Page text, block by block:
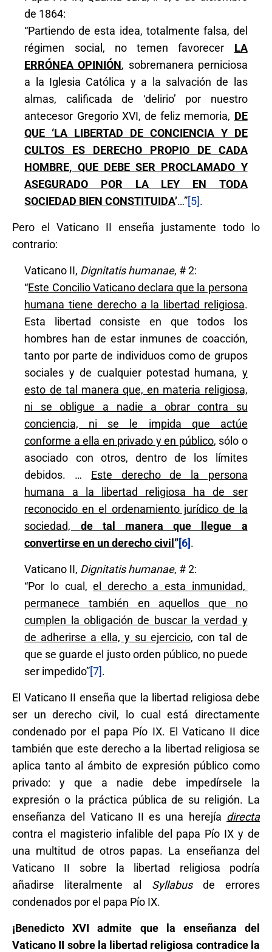
de 1864:
“Partiendo de esta idea, totalmente falsa, del
régimen social, no temen favorecer LA
ERRÓNEA OPINIÓN, sobremanera perniciosa
a la Iglesia Católica y a la salvación de las
almas, calificada de ‘delirio’ por nuestro
antecesor Gregorio XVI, de feliz memoria, DE
QUE ‘LA LIBERTAD DE CONCIENCIA Y DE
CULTOS ES DERECHO PROPIO DE CADA
HOMBRE, QUE DEBE SER PROCLAMADO Y
ASEGURADO POR LA LEY EN TODA
SOCIEDAD BIEN CONSTITUIDA’…”[5].
Pero el Vaticano II enseña justamente todo lo
contrario:
Vaticano II, Dignitatis humanae, # 2:
“Este Concilio Vaticano declara que la persona
humana tiene derecho a la libertad religiosa.
Esta libertad consiste en que todos los
hombres han de estar inmunes de coacción,
tanto por parte de individuos como de grupos
sociales y de cualquier potestad humana, y
esto de tal manera que, en materia religiosa,
ni se obligue a nadie a obrar contra su
conciencia, ni se le impida que actúe
conforme a ella en privado y en público, sólo o
asociado con otros, dentro de los límites
debidos. … Este derecho de la persona
humana a la libertad religiosa ha de ser
reconocido en el ordenamiento jurídico de la
sociedad, de tal manera que llegue a
convertirse en un derecho civil”[6].
Vaticano II, Dignitatis humanae, # 2:
“Por lo cual,el derecho a esta inmunidad,
permanece también en aquellos que no
cumplen la obligación de buscar la verdad y
de adherirse a ella, y su ejercicio, con tal de
que se guarde el justo orden público, no puede
ser impedido”[7].
El Vaticano II enseña que la libertad religiosa debe
ser un derecho civil, lo cual está directamente
condenado por el papa Pío IX. El Vaticano II dice
también que este derecho a la libertad religiosa se
aplica tanto al ámbito de expresión público como
privado: y que a nadie debe impedírsele la
expresión o la práctica pública de su religión. La
enseñanza del Vaticano II es una herejía directa
contra el magisterio infalible del papa Pío IX y de
una multitud de otros papas. La enseñanza del
Vaticano II sobre la libertad religiosa podría
añadirse literalmente al Syllabusde errores
condenados por el papa Pío IX.
¡Benedicto XVI admite que la enseñanza del
Vaticano II sobre la libertad religiosa contradice la